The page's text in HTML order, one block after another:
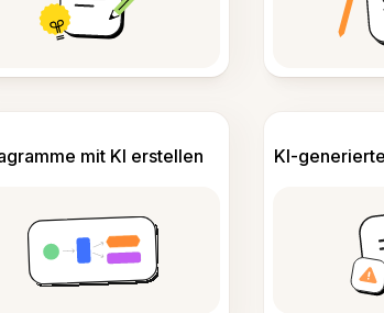
mit KI erstellen KI-